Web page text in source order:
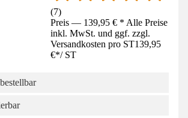
(7)
Preis — 139,95 € * Alle Preise
inkl. MwSt. und ggf. zzgl.
Versandkosten pro ST139,95
€*/ ST